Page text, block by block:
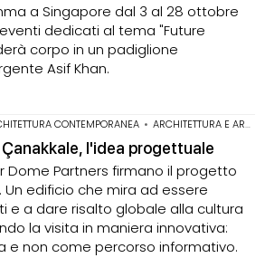
a Singapore dal 3 al 28 ottobre
dedicati al tema "Future
corpo in un padiglione
Asif Khan.
CONTEMPORANEA • ARCHITETTURA E ARCHEOLOGIA
l'idea progettuale
Dome Partners firmano il progetto
Un edificio che mira ad essere
e a dare risalto globale alla cultura
la visita in maniera innovativa:
e non come percorso informativo.